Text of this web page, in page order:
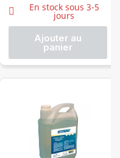
En stock sous 3-5
jours
Ajouter au
panier